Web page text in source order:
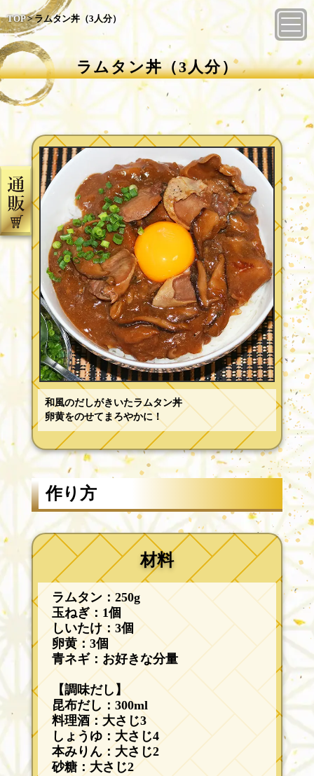
TOP>ラムタン丼（3人分）
ラムタン丼（3人分）
和風のだしがきいたラムタン丼
卵黄をのせてまろやかに！
作り方
材料
ラムタン：250g
玉ねぎ：1個
しいたけ：3個
卵黄：3個
青ネギ：お好きな分量
【調味だし】
昆布だし：300ml
料理酒：大さじ3
しょうゆ：大さじ4
本みりん：大さじ2
砂糖：大さじ2